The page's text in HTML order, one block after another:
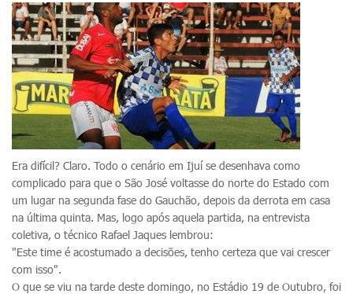
Era difícil? Claro. Todo o cenário em Ijuí se desenhava como
complicado para que o São José voltasse do norte do Estado com
um lugar na segunda fase do Gauchão, depois da derrota em casa
na última quinta. Mas, logo após aquela partida, na entrevista
coletiva, o técnico Rafael Jaques lembrou:
"Este time é acostumado a decisões, tenho certeza que vai crescer
com isso".
O que se viu na tarde deste domingo, no Estádio 19 de Outubro, foi